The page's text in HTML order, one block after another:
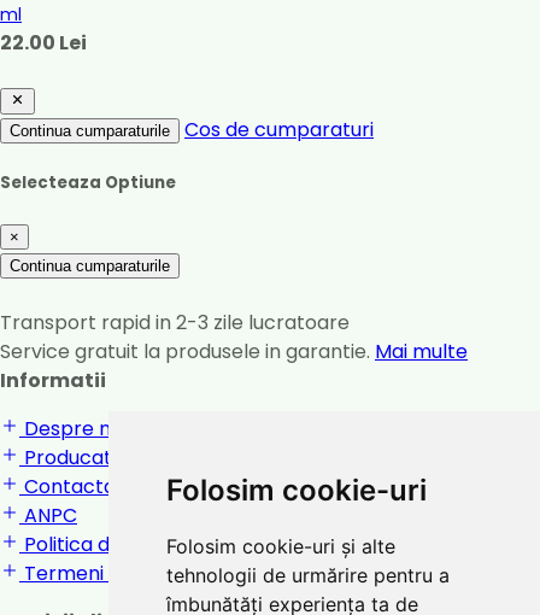
Folosim cookie-uri
Folosim cookie-uri și alte
tehnologii de urmărire pentru a
îmbunătăți experiența ta de
ml
22.00 Lei
Continua cumparaturile Cos de cumparaturi
Selecteaza Optiune
×
Continua cumparaturile
Transport rapid in 2-3 zile lucratoare
Service gratuit la produsele in garantie. Mai multe
Informatii
Despre noi
Producatori
Contactati-ne
ANPC
Politica de confidentialitate
Termeni si conditii